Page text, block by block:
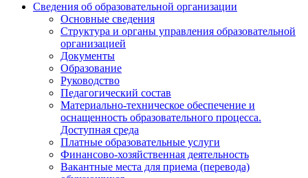
Сведения об образовательной организации
Основные сведения
Структура и органы управления образовательной
организацией
Документы
Образование
Руководство
Педагогический состав
Материально-техническое обеспечение и
оснащенность образовательного процесса.
Доступная среда
Платные образовательные услуги
Финансово-хозяйственная деятельность
Вакантные места для приема (перевода)